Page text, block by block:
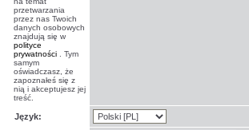
przetwarzania
przez nas Twoich
danych osobowych
znajdują się w
polityce
prywatności . Tym
samym
oświadczasz, że
zapoznałeś się z
nią i akceptujesz jej
treść.
Język: